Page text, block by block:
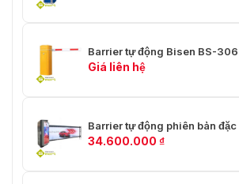
Barrier tự động Bisen BS-306
Giá liên hệ
Barrier tự động phiên bản đặc
34.600.000 ₫